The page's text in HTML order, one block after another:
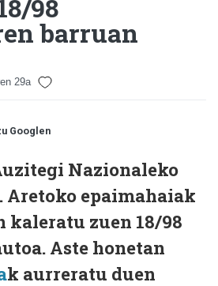
98
barruan
29a
Googlen
Nazionaleko
Aretoko epaimahaiak
kaleratu zuen 18/98
Aste honetan
k aurreratu duen